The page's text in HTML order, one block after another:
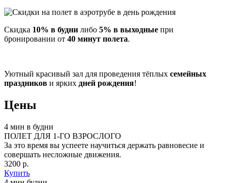
Скидка 10% в будни либо 5% в выходные при
бронировании от 40 минут полета.
Уютный красивый зал для проведения тёплых семейных
праздников и ярких дней рождения!
Цены
4 мин в будни
ПОЛЕТ ДЛЯ 1-ГО ВЗРОСЛОГО
За это время вы успеете научиться держать равновесие и
совершать несложные движения.
3200 р.
Купить